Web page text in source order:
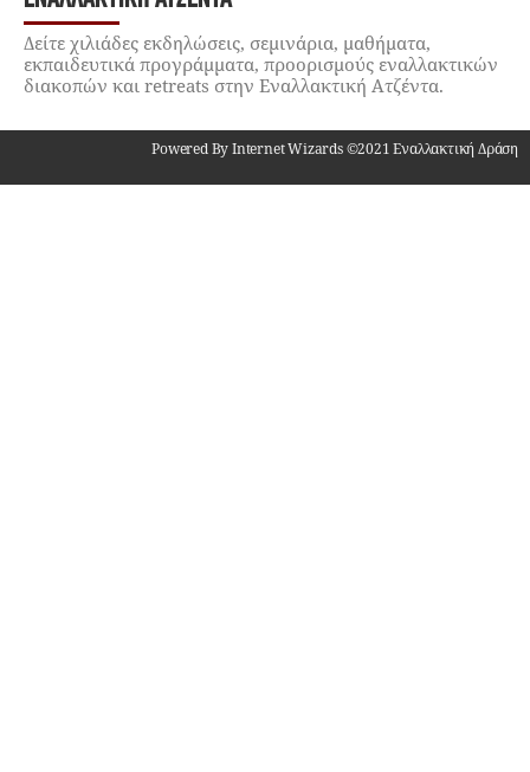
Δείτε χιλιάδες εκδηλώσεις, σεμινάρια, μαθήματα,
εκπαιδευτικά προγράμματα, προορισμούς εναλλακτικών
διακοπών και retreats στην Εναλλακτική Ατζέντα.
Powered By Internet Wizards ©2021 Εναλλακτική Δράση